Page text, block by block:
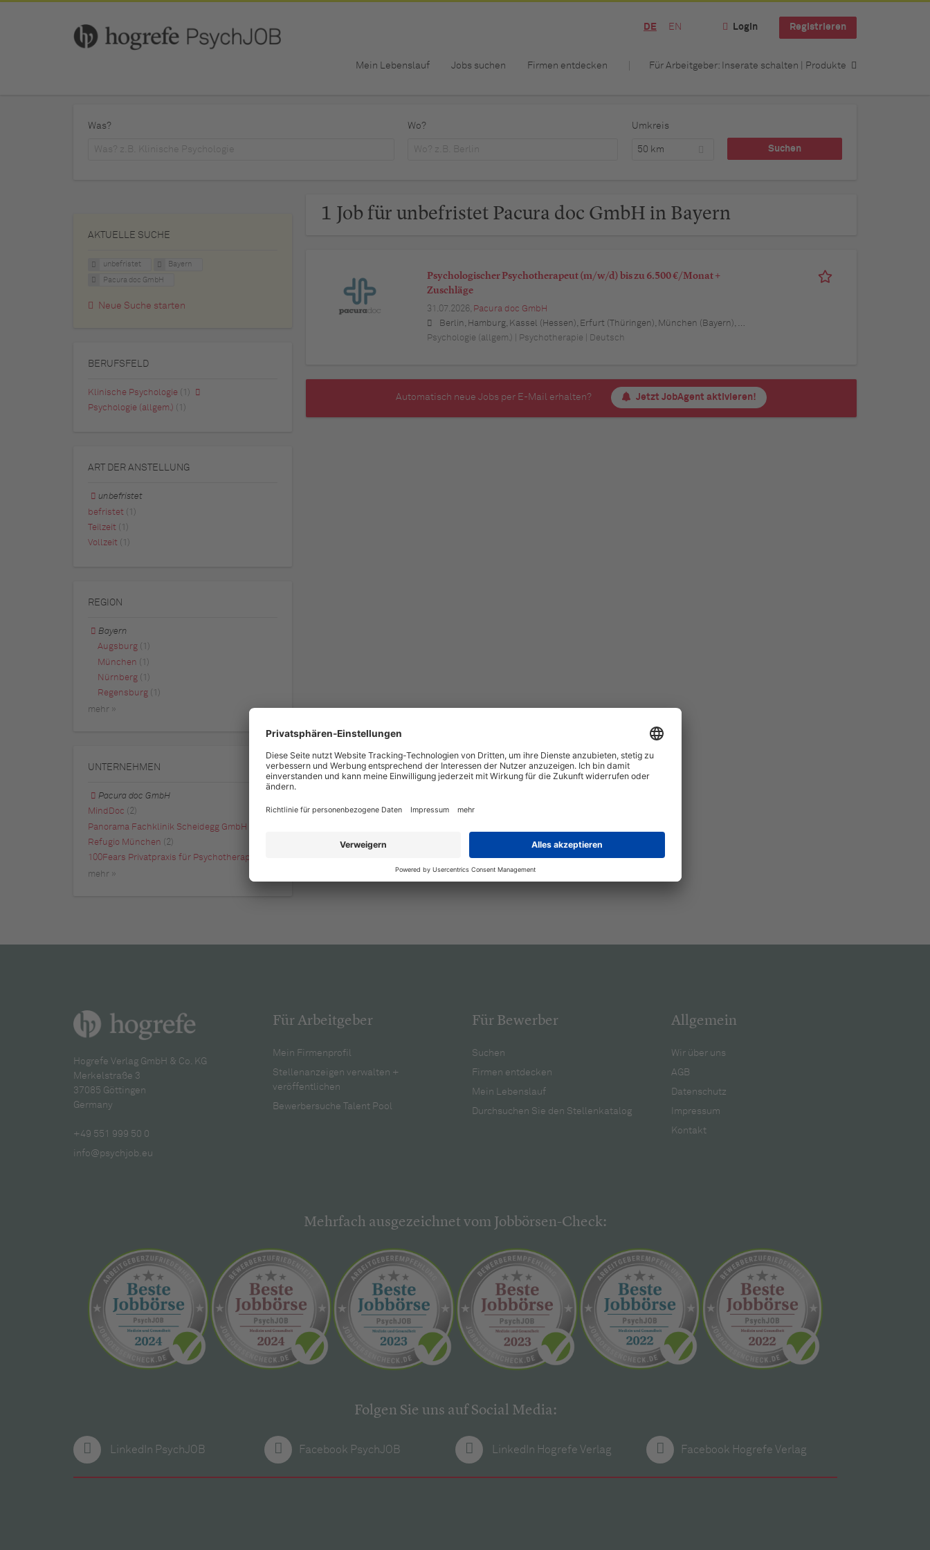
DE EN Login Registrieren
Mein Lebenslauf Jobs suchen Firmen entdecken Für Arbeitgeber: Inserate schalten | Produkte
Was? Wo? Umkreis
50 km
1 Job für unbefristet Pacura doc GmbH in Bayern
Psychologischer Psychotherapeut (m/w/d) bis zu 6.500 €/Monat +
Zuschläge
31.07.2026, Pacura doc GmbH
Berlin, Hamburg, Kassel (Hessen), Erfurt (Thüringen), München (Bayern), Köln (Nordrhein-Westfalen), Frankfurt am Main (Hessen), Stuttgart (Baden-Württemberg), Düsseldorf (Nordrhein-Westfalen), Leipzig (Sachsen), Dortmund (Nordrhein-Westfalen), Essen (Nordrhein-Westfalen), Bremen, Dresden (Sachsen), Hannover (Niedersachsen), Nürnberg (Bayern), Wuppertal (Nordrhein-Westfalen), Bielefeld (Nordrhein-Westfalen), Bonn (Nordrhein-Westfalen), Mannheim (Baden-Württemberg), Karlsruhe (Baden-Württemberg), Münster (Nordrhein-Westfalen), Augsburg (Bayern), Aachen (Nordrhein-Westfalen), Kiel (Schleswig-Holstein), Magdeburg (Sachsen-Anhalt), Freiburg im Breisgau (Baden-Württemberg), Würzburg (Bayern), Regensburg (Bayern)
Psychologie (allgem.) | Psychotherapie | Deutsch
Automatisch neue Jobs per E-Mail erhalten? Jetzt JobAgent aktivieren!
AKTUELLE SUCHE
unbefristet Bayern
Pacura doc GmbH
Neue Suche starten
BERUFSFELD
Klinische Psychologie
(1)
Psychologie (allgem.)
(1)
ART DER ANSTELLUNG
unbefristet
befristet (1)
Teilzeit (1)
Vollzeit (1)
REGION
Bayern
Augsburg
(1)
München (1)
Nürnberg (1)
Regensburg (1)
mehr »
UNTERNEHMEN
Pacura doc GmbH
MindDoc
(2)
Panorama Fachklinik Scheidegg GmbH
Refugio München (2)
100Fears Privatpraxis für Psychotherapie
mehr »
Hogrefe Verlag GmbH & Co. KG
Merkelstraße 3
37085 Göttingen
Germany
+49 551 999 50 0
info@psychjob.eu
Für Arbeitgeber
Mein Firmenprofil
Stellenanzeigen verwalten +
veröffentlichen
Bewerbersuche Talent Pool
Für Bewerber
Suchen
Firmen entdecken
Mein Lebenslauf
Durchsuchen Sie den Stellenkatalog
Allgemein
Wir über uns
AGB
Datenschutz
Impressum
Kontakt
Mehrfach ausgezeichnet vom Jobbörsen-Check:
Folgen Sie uns auf Social Media:
LinkedIn PsychJOB Facebook PsychJOB LinkedIn Hogrefe Verlag Facebook Hogrefe Verlag